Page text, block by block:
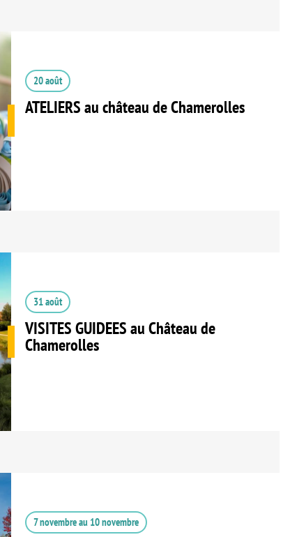
20 août
ATELIERS au château de Chamerolles
31 août
VISITES GUIDEES au Château de
Chamerolles
7 novembreau 10 novembre